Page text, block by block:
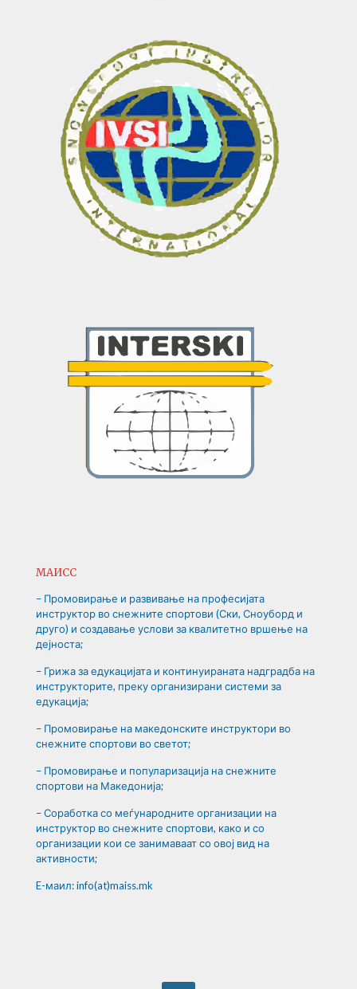
МАИСС
– Промовирање и развивање на професијата
инструктор во снежните спортови (Ски, Сноуборд и
друго) и создавање услови за квалитетно вршење на
дејноста;
– Грижа за едукацијата и континуираната надградба на
инструкторите, преку организирани системи за
едукација;
– Промовирање на македонските инструктори во
снежните спортови во светот;
– Промовирање и популаризација на снежните
спортови на Македонија;
– Соработка со меѓународните организации на
инструктор во снежните спортови, како и со
организации кои се занимаваат со овој вид на
активности;
E-маил: info(at)maiss.mk